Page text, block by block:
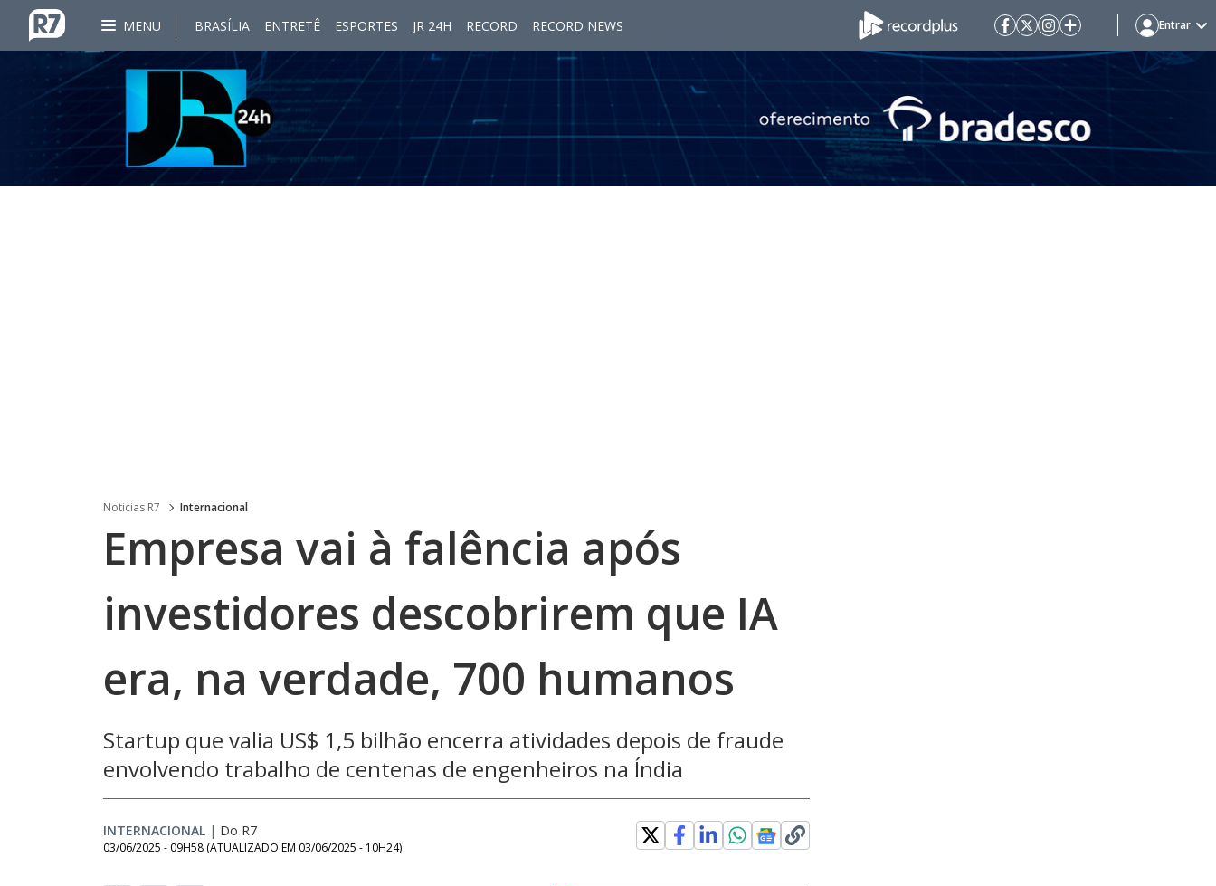
MENU BRASÍLIA ENTRETÊ ESPORTES JR 24H RECORD RECORD NEWS Entrar
Noticias R7 Internacional
Empresa vai à falência após
investidores descobrirem que IA
era, na verdade, 700 humanos
Startup que valia US$ 1,5 bilhão encerra atividades depois de fraude
envolvendo trabalho de centenas de engenheiros na Índia
INTERNACIONAL | Do R7
03/06/2025 - 09H58 (ATUALIZADO EM 03/06/2025 - 10H24)